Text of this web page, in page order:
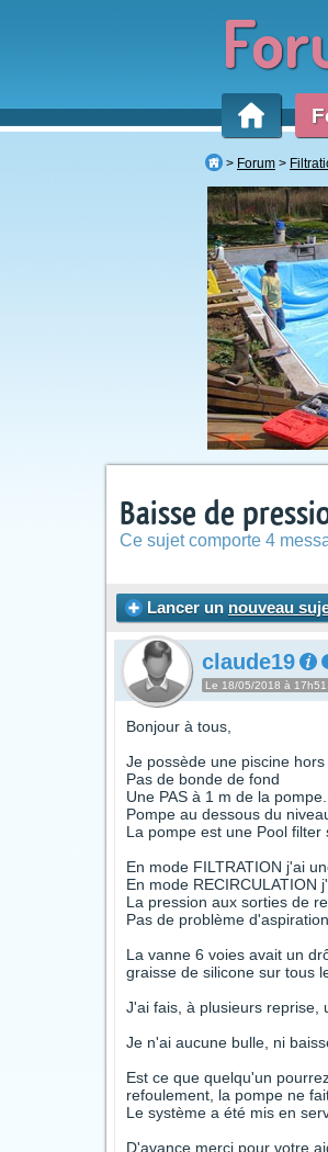
Forum
Baisse de
Ce sujet comporte 4
Lancer un nouveau
claude19
Le 18/05/2018 à 17h51
Bonjour à tous,
Je possède une piscine
Pas de bonde de fond
Une PAS à 1 m de la pompe.
Pompe au dessous du
La pompe est une Pool filter
En mode FILTRATION j'ai
En mode
La pression aux sorties de
Pas de problème
La vanne 6 voies avait un
graisse de silicone sur tous
J'ai fais, à plusieurs reprise,
Je n'ai aucune bulle, ni
Est ce que quelqu'un
refoulement, la pompe ne
Le système a été mis en
D'avance merci pour votre